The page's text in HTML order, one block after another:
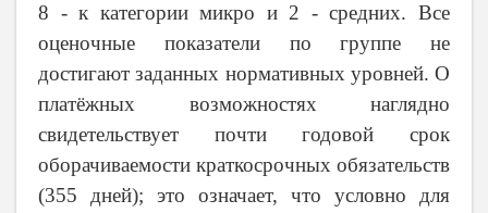
8 - к категории микро и 2 - средних. Все
оценочные показатели по группе не
достигают заданных нормативных уровней. О
платёжных возможностях наглядно
свидетельствует почти годовой срок
оборачиваемости краткосрочных обязательств
(355 дней); это означает, что условно для